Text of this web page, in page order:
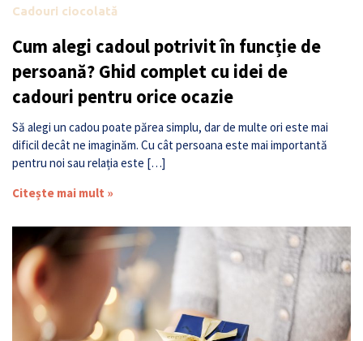
Cadouri ciocolată
Cum alegi cadoul potrivit în funcție de
persoană? Ghid complet cu idei de
cadouri pentru orice ocazie
Să alegi un cadou poate părea simplu, dar de multe ori este mai
dificil decât ne imaginăm. Cu cât persoana este mai importantă
pentru noi sau relația este […]
Citește mai mult »